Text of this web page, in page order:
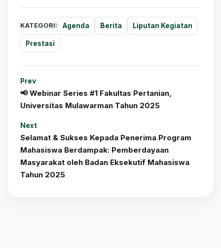
KATEGORI: Agenda Berita Liputan Kegiatan
Prestasi
Prev
📢 Webinar Series #1 Fakultas Pertanian,
Universitas Mulawarman Tahun 2025
Next
Selamat & Sukses Kepada Penerima Program
Mahasiswa Berdampak: Pemberdayaan
Masyarakat oleh Badan Eksekutif Mahasiswa
Tahun 2025